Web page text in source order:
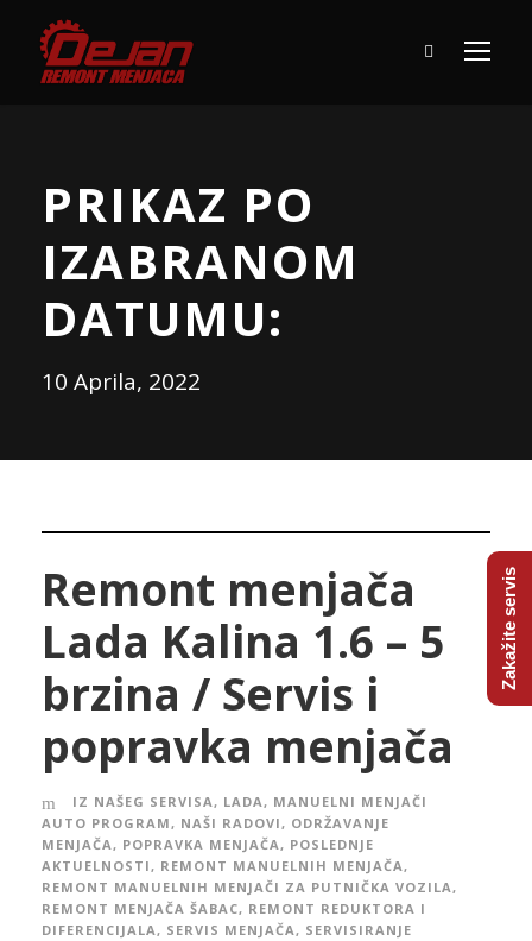
PRIKAZ PO
IZABRANOM
DATUMU:
10 Aprila, 2022
Remont menjača
Lada Kalina 1.6 – 5
brzina / Servis i
popravka menjača
IZ NAŠEG SERVISA, LADA, MANUELNI MENJAČI
AUTO PROGRAM, NAŠI RADOVI, ODRŽAVANJE
MENJAČA, POPRAVKA MENJAČA, POSLEDNJE
AKTUELNOSTI, REMONT MANUELNIH MENJAČA,
REMONT MANUELNIH MENJAČI ZA PUTNIČKA VOZILA,
REMONT MENJAČA ŠABAC, REMONT REDUKTORA I
DIFERENCIJALA, SERVIS MENJAČA, SERVISIRANJE
Zakažite servis